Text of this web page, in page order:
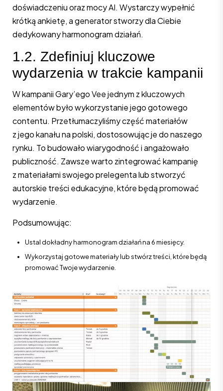
doświadczeniu oraz mocy AI. Wystarczy wypełnić
krótką ankietę, a generator stworzy dla Ciebie
dedykowany harmonogram działań.
1.2. Zdefiniuj kluczowe
wydarzenia w trakcie kampanii
W kampanii Gary’ego Vee jednym z kluczowych
elementów było wykorzystanie jego gotowego
contentu. Przetłumaczyliśmy część materiałów
z jego kanału na polski, dostosowując je do naszego
rynku. To budowało wiarygodność i angażowało
publiczność. Zawsze warto zintegrować kampanię
z materiałami swojego prelegenta lub stworzyć
autorskie treści edukacyjne, które będą promować
wydarzenie.
Podsumowując:
Ustal dokładny harmonogram działań na 6 miesięcy.
Wykorzystaj gotowe materiały lub stwórz treści, które będą
promować Twoje wydarzenie.